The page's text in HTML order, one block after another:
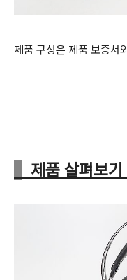
제품 구성은 제품 보증서
제품 살펴보